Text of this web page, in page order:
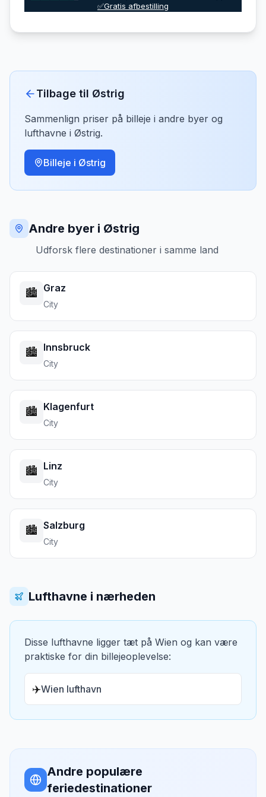
✅Gratis afbestilling
Tilbage til Østrig
Sammenlign priser på billeje i andre byer og
lufthavne i Østrig.
Billeje i Østrig
Andre byer i Østrig
Udforsk flere destinationer i samme land
🏙️ Graz
City
🏙️ Innsbruck
City
🏙️ Klagenfurt
City
🏙️ Linz
City
🏙️ Salzburg
City
Lufthavne i nærheden
Disse lufthavne ligger tæt på Wien og kan være
praktiske for din billejeoplevelse:
✈️Wien lufthavn
Andre populære
feriedestinationer